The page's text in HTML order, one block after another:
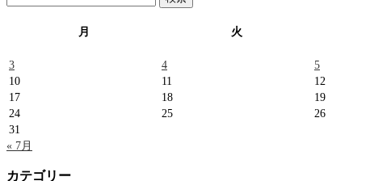
索:
月
火
3
4 5
10
11 12
17
18 19
24
25 26
31
« 7月
カテゴリー